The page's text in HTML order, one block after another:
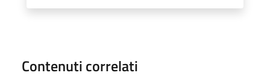
Contenuti correlati